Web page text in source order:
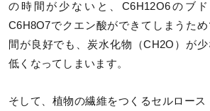
の時間が少ないと、C6H12O6のブ
C6H8O7でクエン酸ができてしまうた
間が良好でも、炭水化物（CH2O）が
低くなってしまいます。
そして、植物の繊維をつくるセルロー